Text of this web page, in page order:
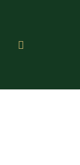
account